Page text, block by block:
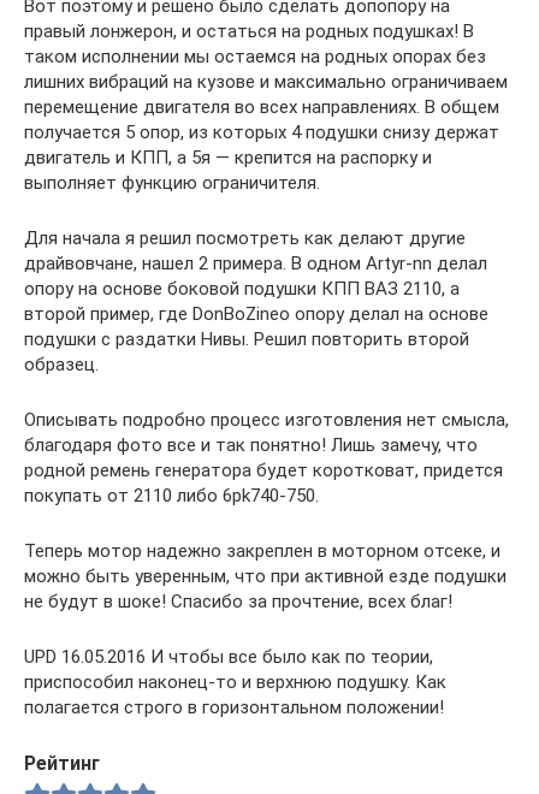
Вот поэтому и решено было сделать допопору на
правый лонжерон, и остаться на родных подушках! В
таком исполнении мы остаемся на родных опорах без
лишних вибраций на кузове и максимально ограничиваем
перемещение двигателя во всех направлениях. В общем
получается 5 опор, из которых 4 подушки снизу держат
двигатель и КПП, а 5я — крепится на распорку и
выполняет функцию ограничителя.
Для начала я решил посмотреть как делают другие
драйвовчане, нашел 2 примера. В одном Artyr-nn делал
опору на основе боковой подушки КПП ВАЗ 2110, а
второй пример, где DonBoZineo опору делал на основе
подушки с раздатки Нивы. Решил повторить второй
образец.
Описывать подробно процесс изготовления нет смысла,
благодаря фото все и так понятно! Лишь замечу, что
родной ремень генератора будет коротковат, придется
покупать от 2110 либо 6pk740-750.
Теперь мотор надежно закреплен в моторном отсеке, и
можно быть уверенным, что при активной езде подушки
не будут в шоке! Спасибо за прочтение, всех благ!
UPD 16.05.2016 И чтобы все было как по теории,
приспособил наконец-то и верхнюю подушку. Как
полагается строго в горизонтальном положении!
Рейтинг